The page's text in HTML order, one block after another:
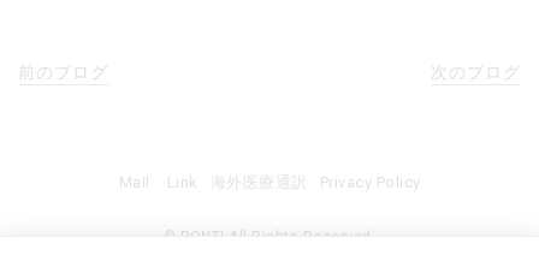
前のブログ 次のブログ
© PONTI All Rights Reserved.
Mail Link 海外医療通訳 Privacy Policy